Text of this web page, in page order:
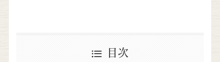
目次